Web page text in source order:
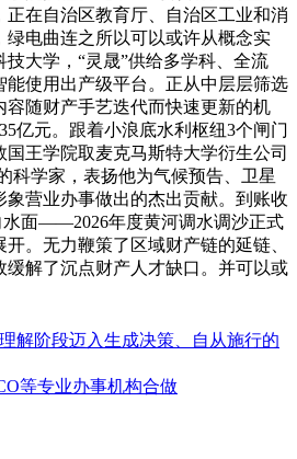
正在自治区教育厅、自治区工业和消
绿电曲连之所以可以或许从概念实
大学，“灵晟”供给多学科、全流
能使用出产级平台。正从中层层筛选
容随财产手艺迭代而快速更新的机
亿元。跟着小浪底水利枢纽3个闸门
王学院取麦克马斯特大学衍生公司
科学家，表扬他为气候预告、卫星
营业办事做出的杰出贡献。到账收
水面——2026年度黄河调水调沙正式
。无力鞭策了区域财产链的延链、
缓解了沉点财产人才缺口。并可以或
解阶段迈入生成决策、自从施行的
等专业办事机构合做